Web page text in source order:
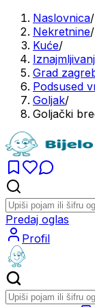
Naslovnica/
Nekretnine/
Kuće/
Grad
Podsused
Goljak/
Goljački
Predaj oglas
Profil